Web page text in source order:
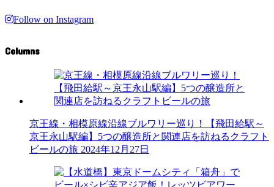
Follow on Instagram
Columns
京王線・相模原線沿線ブルワリー巡り！【飛田給駅～
京王永山駅編】5つの醸造所と関連店を訪ねるクラフト
ビールの旅 2024年12月27日